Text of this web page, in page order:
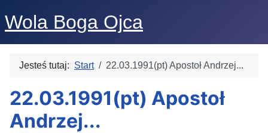
Wola Boga Ojca
Jesteś tutaj: Start 22.03.1991(pt) Apostoł Andrzej...
22.03.1991(pt) Apostoł
Andrzej...